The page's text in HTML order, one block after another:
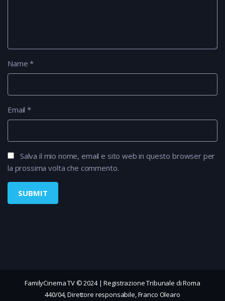
Name*
Email*
Salva il mio nome, email e sito web in questo browser per
la prossima volta che commento.
FamilyCinema TV © 2024 | Registrazione Tribunale di Roma
440/04, Direttore responsabile, Franco Olearo